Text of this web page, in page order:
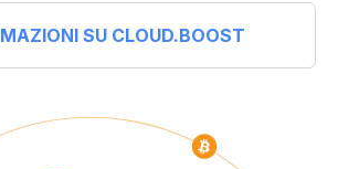
SU CLOUD.BOOST